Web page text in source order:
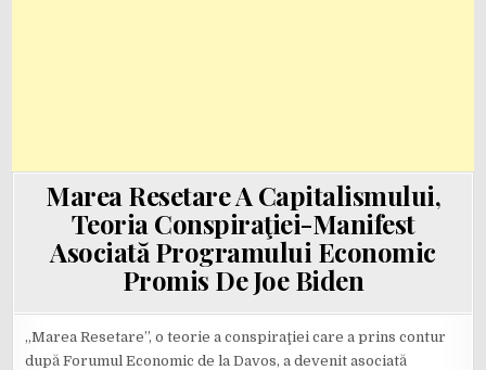
Marea Resetare A Capitalismului,
Teoria Conspiraţiei-Manifest
Asociată Programului Economic
Promis De Joe Biden
„Marea Resetare”, o teorie a conspiraţiei care a prins contur
după Forumul Economic de la Davos, a devenit asociată